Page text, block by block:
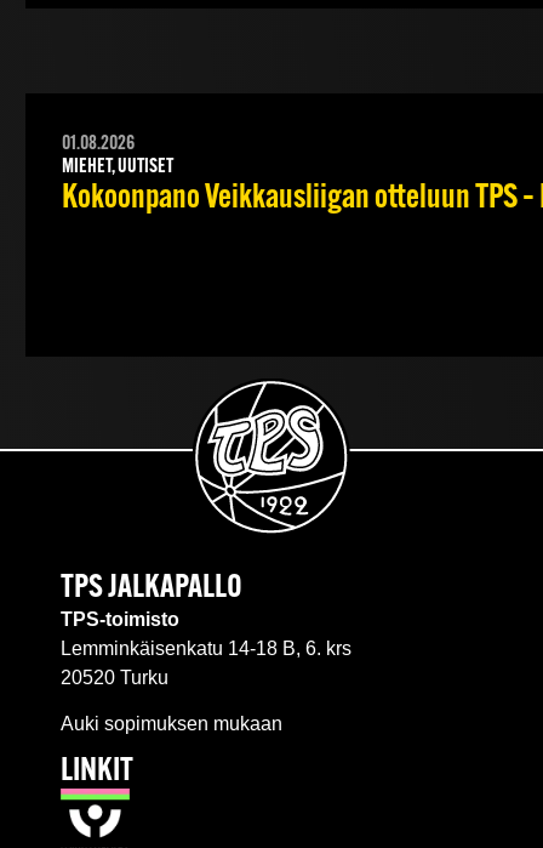
01.08.2026
MIEHET, UUTISET
Kokoonpano Veikkausliigan otteluun TPS
TPS JALKAPALLO
TPS-toimisto
Lemminkäisenkatu 14-18 B, 6. krs
20520 Turku
Auki sopimuksen mukaan
LINKIT